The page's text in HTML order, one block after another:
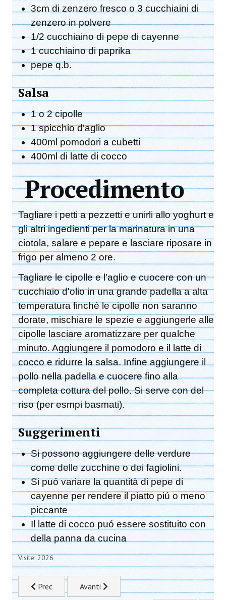
3cm di zenzero fresco o 3 cucchiaini di
zenzero in polvere
1/2 cucchiaino di pepe di cayenne
1 cucchiaino di paprika
pepe q.b.
Salsa
1 o 2 cipolle
1 spicchio d'aglio
400ml pomodori a cubetti
400ml di latte di cocco
Procedimento
Tagliare i petti a pezzetti e unirli allo yoghurt e
gli altri ingedienti per la marinatura in una
ciotola, salare e pepare e lasciare riposare in
frigo per almeno 2 ore.
Tagliare le cipolle e l'aglio e cuocere con un
cucchiaio d'olio in una grande padella a alta
temperatura finché le cipolle non saranno
dorate, mischiare le spezie e aggiungerle alle
cipolle lasciare aromatizzare per qualche
minuto. Aggiungere il pomodoro e il latte di
cocco e ridurre la salsa. Infine aggiungere il
pollo nella padella e cuocere fino alla
completa cottura del pollo. Si serve con del
riso (per esmpi basmati).
Suggerimenti
Si possono aggiungere delle verdure
come delle zucchine o dei fagiolini.
Si puó variare la quantità di pepe di
cayenne per rendere il piatto piú o meno
piccante
Il latte di cocco puó essere sostituito con
della panna da cucina
Visite: 2026
Articolo precedente: Pancakes
Prec Articolo successivo: Torta Sacher Soffice
Avanti